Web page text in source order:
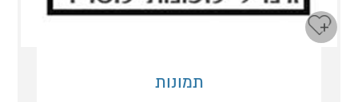
תמונות